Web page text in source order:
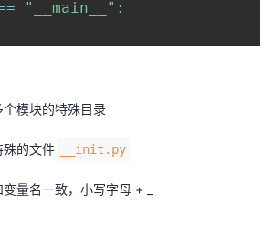
"__main__" :
模块的特殊目录
殊的文件 __init.py
量名一致，小写字母 + _